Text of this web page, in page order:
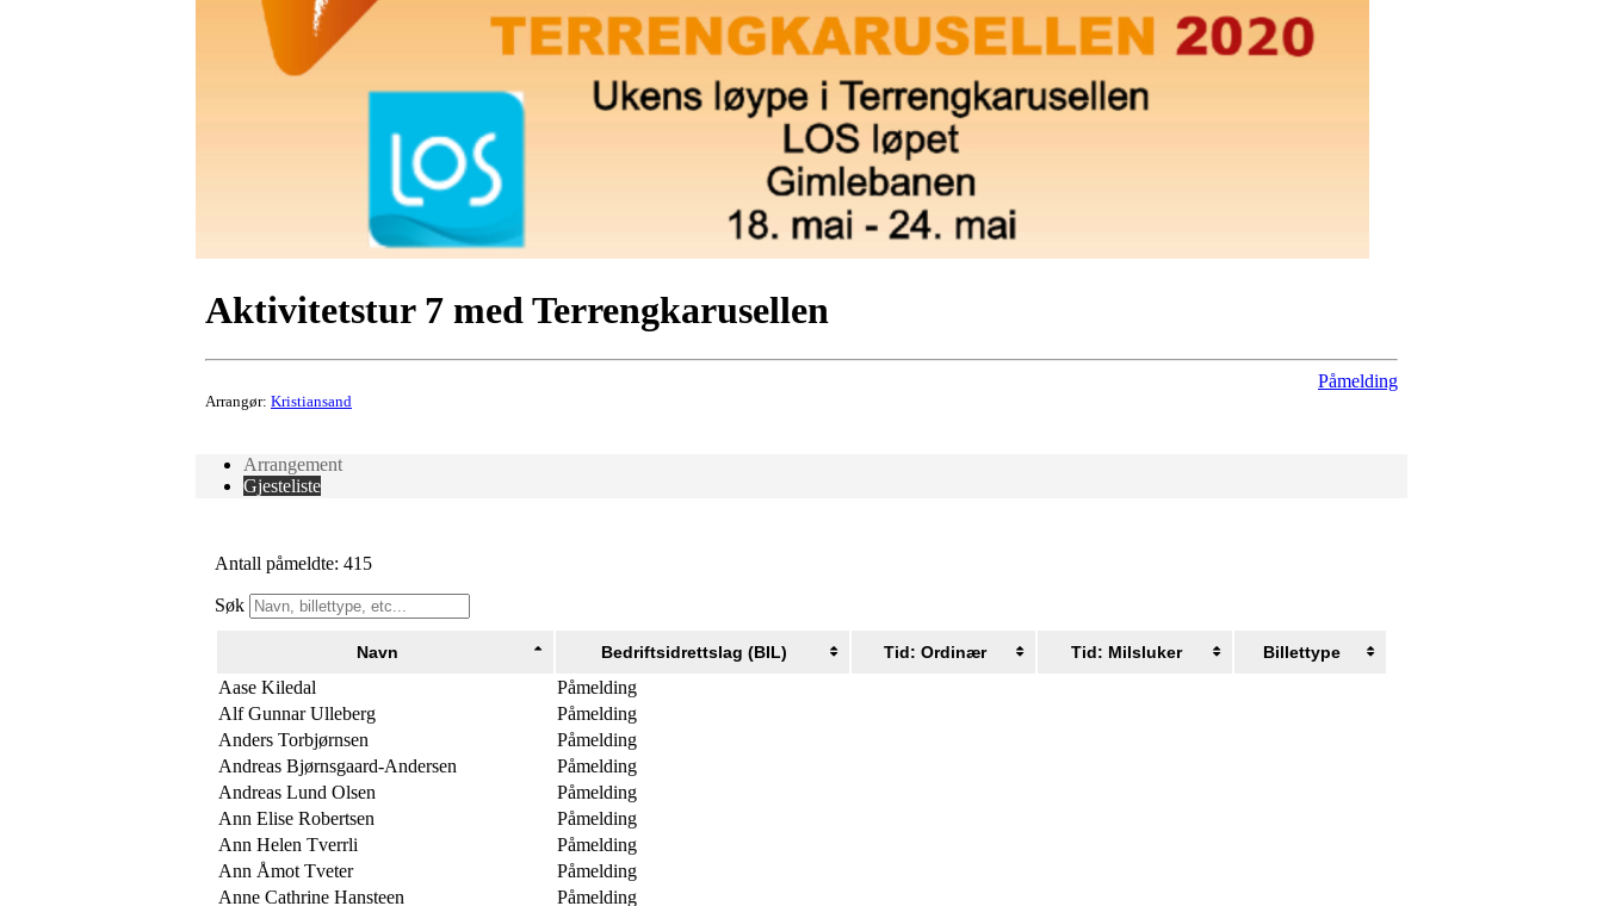
Aktivitetstur 7 med Terrengkarusellen
Arrangør: Kristiansand
Påmelding
Arrangement
Gjesteliste
Antall påmeldte: 415
Søk
Navn Bedriftsidrettslag (BIL) Tid: Ordinær Tid: Milsluker Billettype
Aase Kiledal
Påmelding
Alf Gunnar Ulleberg
Påmelding
Anders Torbjørnsen
Påmelding
Andreas Bjørnsgaard-Andersen
Påmelding
Andreas Lund Olsen
Påmelding
Ann Elise Robertsen
Påmelding
Ann Helen Tverrli
Påmelding
Ann Åmot Tveter
Påmelding
Anne Cathrine Hansteen
Påmelding